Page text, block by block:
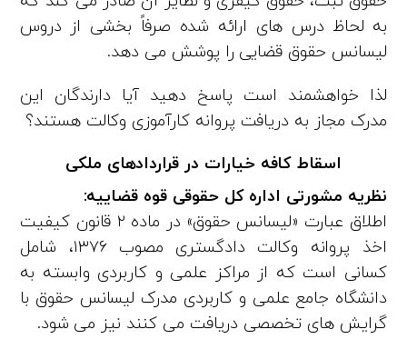
به لحاظ درس‌ های ارائه شده صرفاً بخشی از دروس
لیسانس حقوق قضایی را پوشش می‌ دهد.
لذا خواهشمند است پاسخ دهید آیا دارندگان این
مدرک مجاز به دریافت پروانه کارآموزی وکالت هستند؟
اسقاط کافه خیارات در قراردادهای ملکی
نظریه مشورتی اداره کل حقوقی قوه قضاییه:
اطلاق عبارت «لیسانس حقوق» در ماده ۲ قانون کیفیت
اخذ پروانه وکالت دادگستری مصوب ۱۳۷۶، شامل
کسانی‌ است که از مراکز علمی و کاربردی وابسته به
دانشگاه جامع علمی و کاربردی مدرک لیسانس حقوق با
گرایش‌ های تخصصی دریافت می‌ کنند نیز می‌ شود.